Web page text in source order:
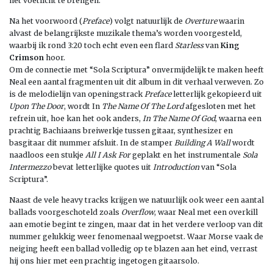
Na het voorwoord (Preface) volgt natuurlijk de Overturewaarin
alvast de belangrijkste muzikale thema’s worden voorgesteld,
waarbij ik rond 3:20 toch echt even een flard Starlessvan King
Crimson hoor.
Om de connectie met “Sola Scriptura” onvermijdelijk te maken heeft
Neal een aantal fragmenten uit dit album in dit verhaal verweven. Zo
is de melodielijn van openingstrack Prefaceletterlijk gekopieerd uit
Upon The Door, wordt In The Name Of The Lordafgesloten met het
refrein uit, hoe kan het ook anders, In The Name Of God, waarna een
prachtig Bachiaans breiwerkje tussen gitaar, synthesizer en
basgitaar dit nummer afsluit. In de stamper Building A Wallwordt
naadloos een stukje All I Ask Forgeplakt en het instrumentale Sola
Intermezzobevat letterlijke quotes uit Introductionvan “Sola
Scriptura”.
Naast de vele heavy tracks krijgen we natuurlijk ook weer een aantal
ballads voorgeschoteld zoals Overflow, waar Neal met een overkill
aan emotie begint te zingen, maar dat in het verdere verloop van dit
nummer gelukkig weer fenomenaal wegpoetst. Waar Morse vaak de
neiging heeft een ballad volledig op te blazen aan het eind, verrast
hij ons hier met een prachtig ingetogen gitaarsolo.